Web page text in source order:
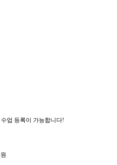
업 등록이 가능합니다!